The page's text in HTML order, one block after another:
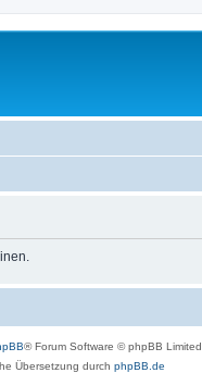
® Forum Software © phpBB Limited
Übersetzung durch phpBB.de